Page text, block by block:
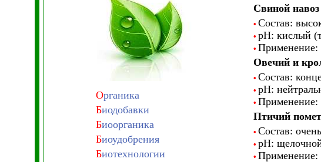
Органика
Биодобавки
Биоорганика
Биоудобрения
Биотехнологии
Свиной навоз
• Состав:
• pH: кислый
• Применение:
Овечий и
• Состав:
• pH:
• Применение:
Птичий помет
• Состав:
• pH:
• Применение: